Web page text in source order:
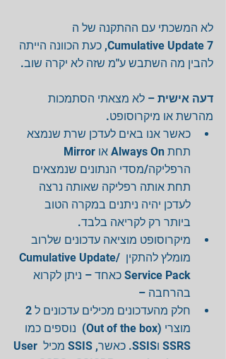
לא המשכתי עם ההתקנה של ה
Cumulative Update 7, כעת הכוונה הייתה
להבין מה השתבש ע"מ שזה לא יקרה שוב.
דעה אישית – לא מצאתי הסתמכות
מהרשת או מיקרוסופט.
כאשר אנו באים לעדכן שרת שנמצא
הרפליקה/מסדי הנתונים שנמצאים
תחת אותה רפליקה שאותה נרצה
לעדכן יהיה ניתנים במקרה הטוב
ביותר רק לקריאה בלבד.
מיקרוסופט מוציאה עדכונים שלרוב
מומלץ להתקין Cumulative Update/
Service Pack כאחד – ניתן לקרוא
בהרחבה –
מוצרי (Out of the box)  נוספים כמו
SSRS וSSIS. כאשר, SSIS מכיל User